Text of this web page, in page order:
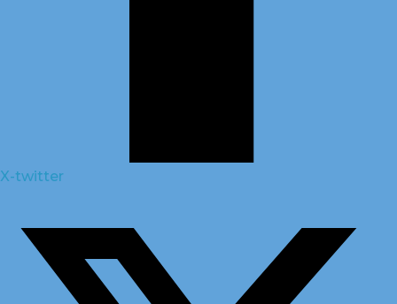
X-twitter